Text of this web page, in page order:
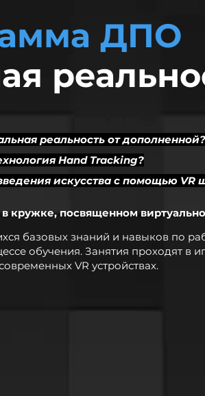
ДПО
реальность от дополненной?
Hand Tracking?
искусства с помощью VR
кружке, посвященном
базовых знаний и навыков по
обучения. Занятия проходят в
VR устройствах.